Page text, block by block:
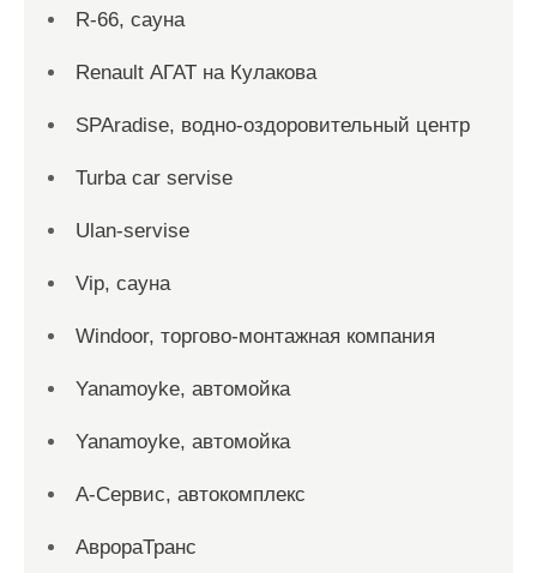
R-66, сауна
Renault АГАТ на Кулакова
SPAradise, водно-оздоровительный центр
Turba car servise
Ulan-servise
Vip, сауна
Windoor, торгово-монтажная компания
Yanamoyke, автомойка
Yanamoyke, автомойка
А-Сервис, автокомплекс
АврораТранс